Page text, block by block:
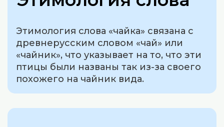
Этимология слова «чайка» связана с
древнерусским словом «чай» или
«чайник», что указывает на то, что эти
птицы были названы так из-за своего
похожего на чайник вида.